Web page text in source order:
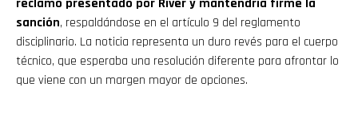
reclamo presentado por River y mantendría firme la
sanción, respaldándose en el artículo 9 del reglamento
disciplinario. La noticia representa un duro revés para el cuerpo
técnico, que esperaba una resolución diferente para afrontar lo
que viene con un margen mayor de opciones.